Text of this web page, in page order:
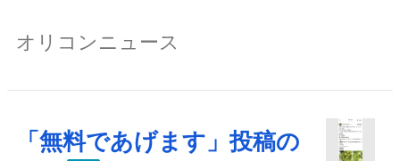
オリコンニュース
「無料であげます」投稿の